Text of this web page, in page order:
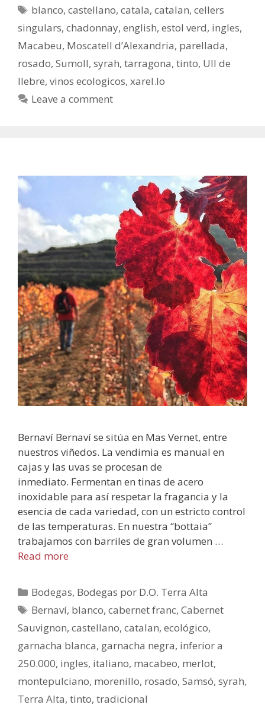
blanco,castellano,catala,catalan,cellers
singulars, chadonnay, english, estol verd, ingles,
Macabeu, Moscatell d’Alexandria, parellada,
rosado, Sumoll, syrah, tarragona, tinto, Ull de
llebre, vinos ecologicos, xarel.lo
Leave a comment
Bernaví Bernaví se sitúa en Mas Vernet, entre
nuestros viñedos. La vendimia es manual en
cajas y las uvas se procesan de
inmediato. Fermentan en tinas de acero
inoxidable para así respetar la fragancia y la
esencia de cada variedad, con un estricto control
de las temperaturas. En nuestra “bottaia”
trabajamos con barriles de gran volumen …
Read more
Bodegas, Bodegas por D.O. Terra Alta
Bernaví, blanco,cabernet franc,Cabernet
Sauvignon, castellano, catalan, ecológico,
garnacha blanca, garnacha negra, inferior a
250.000, ingles, italiano, macabeo, merlot,
montepulciano, morenillo, rosado, Samsó, syrah,
Terra Alta, tinto, tradicional